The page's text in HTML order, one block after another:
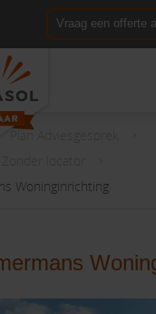
Vraag een offerte
Plan Adviesgesprek
Woninginrichting